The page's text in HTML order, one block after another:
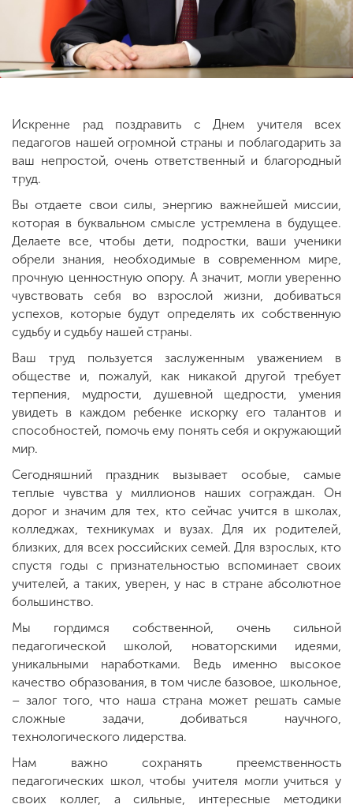
ENG SPN CHI
Приемная
комиссия
+7 (831) 262-26-20
Искренне рад поздравить с Днем учителя всех
педагогов нашей огромной страны и поблагодарить за
ваш непростой, очень ответственный и благородный
труд.
Вы отдаете свои силы, энергию важнейшей миссии,
которая в буквальном смысле устремлена в будущее.
Делаете все, чтобы дети, подростки, ваши ученики
обрели знания, необходимые в современном мире,
прочную ценностную опору. А значит, могли уверенно
чувствовать себя во взрослой жизни, добиваться
успехов, которые будут определять их собственную
судьбу и судьбу нашей страны.
Ваш труд пользуется заслуженным уважением в
обществе и, пожалуй, как никакой другой требует
терпения, мудрости, душевной щедрости, умения
увидеть в каждом ребенке искорку его талантов и
способностей, помочь ему понять себя и окружающий
мир.
Сегодняшний праздник вызывает особые, самые
теплые чувства у миллионов наших сограждан. Он
дорог и значим для тех, кто сейчас учится в школах,
колледжах, техникумах и вузах. Для их родителей,
близких, для всех российских семей. Для взрослых, кто
спустя годы с признательностью вспоминает своих
учителей, а таких, уверен, у нас в стране абсолютное
большинство.
Мы гордимся собственной, очень сильной
педагогической школой, новаторскими идеями,
уникальными наработками. Ведь именно высокое
качество образования, в том числе базовое, школьное,
– залог того, что наша страна может решать самые
сложные задачи, добиваться научного,
технологического лидерства.
Нам важно сохранять преемственность
педагогических школ, чтобы учителя могли учиться у
своих коллег, а сильные, интересные методики